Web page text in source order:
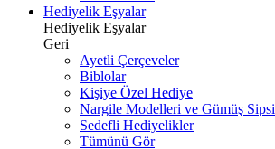
Hediyelik Eşyalar
Hediyelik Eşyalar
Geri
Ayetli Çerçeveler
Biblolar
Kişiye Özel Hediye
Nargile Modelleri ve Gümüş Sipsi
Sedefli Hediyelikler
Tümünü Gör